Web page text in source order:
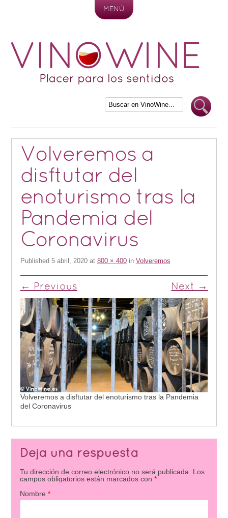
MENÚ
Volveremos a
disftutar del
enoturismo tras la
Pandemia del
Coronavirus
Published 5 abril, 2020at 800 × 400in Volveremos
← Previous Next →
Volveremos a disftutar del enoturismo tras la Pandemia
del Coronavirus
Deja una respuesta
Tu dirección de correo electrónico no será publicada.
Los
campos obligatorios están marcados con *
Nombre *